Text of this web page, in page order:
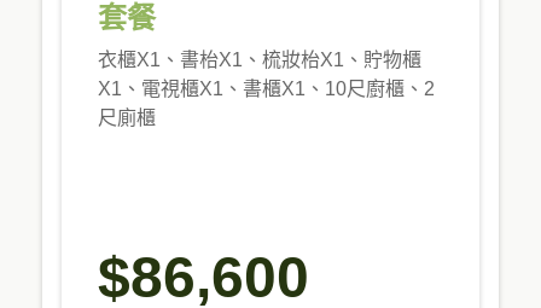
套餐
衣櫃X1、書枱X1、梳妝枱X1、貯物櫃
X1、電視櫃X1、書櫃X1、10尺廚櫃、2
尺廁櫃
$86,600